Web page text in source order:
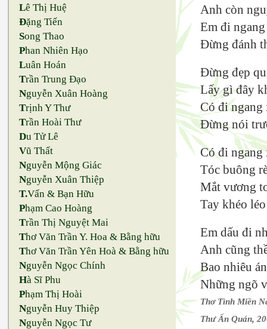
Lê Thị Huệ
Đặng Tiến
Song Thao
Phan Nhiên Hạo
Luân Hoán
Trần Trung Đạo
Nguyễn Xuân Hoàng
Trịnh Y Thư
Trần Hoài Thư
Du Tử Lê
Vũ Thất
Nguyễn Mộng Giác
Nguyễn Xuân Thiệp
T.Vấn & Bạn Hữu
Phạm Cao Hoàng
Trần Thị Nguyệt Mai
Thơ Văn Trần Y. Hoa & Bằng hữu
Thơ Văn Trần Yên Hoà & Bằng hữu
Nguyễn Ngọc Chính
Hà Sĩ Phu
Phạm Thị Hoài
Nguyễn Huy Thiệp
Nguyễn Ngọc Tư
Anh còn
Em đi
Đừng đánh
Đừng đẹp
Lấy gì đây
Có đi
Đừng nói
Có đi ngang
Tóc buông
Mắt vương
Tay khéo
Em dấu đi
Anh cũng
Bao nhiêu
Những ngõ
Thơ Tình Miền
Thư Ấn Quán,